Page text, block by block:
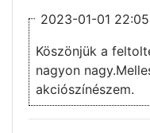
2023-01-01
Köszönjük a
nagyon
akciószínészem.